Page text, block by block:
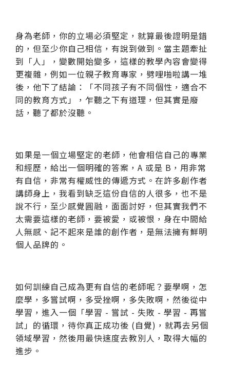
身為老師，你的立場必須堅定，就算最後證明是錯
的，但至少你自己相信，有說到做到。當主題牽扯
到「人」，變數開始變多，這樣的教學內容會變得
更複雜，例如一位親子教育專家，劈哩啪啦講一堆
後，他下了結論：「不同孩子有不同個性，適合不
同的教育方式」，乍聽之下有道理，但其實是廢
話，聽了都於沒聽。
如果是一個立場堅定的老師，他會相信自己的專業
和經歷，給出一個明確的答案，A 或是 B，用非常
有自信，非常有權威性的傳遞方式。在許多創作者
講師身上，我看到缺乏這份自信的人很多，也不是
說不行，至少感覺圓融，面面討好，但其實我們不
太需要這樣的老師，要被愛，或被恨，身在中間給
人無感、記不起來是誰的創作者，是無法擁有鮮明
個人品牌的。
如何訓練自己成為更有自信的老師呢？要學啊，怎
麼學，多嘗試啊，多受挫啊，多失敗啊，然後從中
學習，進入一個「學習 - 嘗試 - 失敗 - 學習 - 再嘗
試」的循環，待你真正成功後 (自覺)，就再去另個
領域學習，然後用最快速度去教別人，取得大幅的
進步。